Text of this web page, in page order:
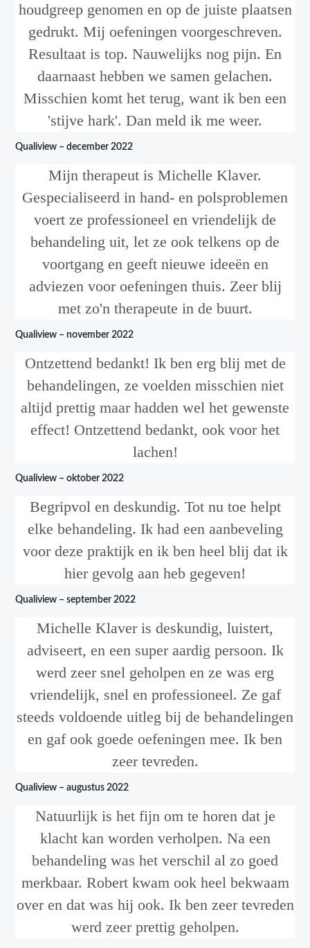
houdgreep genomen en op de juiste plaatsen
gedrukt. Mij oefeningen voorgeschreven.
Resultaat is top. Nauwelijks nog pijn. En
daarnaast hebben we samen gelachen.
Misschien komt het terug, want ik ben een
'stijve hark'. Dan meld ik me weer.
Qualiview – december 2022
Mijn therapeut is Michelle Klaver.
Gespecialiseerd in hand- en polsproblemen
voert ze professioneel en vriendelijk de
behandeling uit, let ze ook telkens op de
voortgang en geeft nieuwe ideeën en
adviezen voor oefeningen thuis. Zeer blij
met zo'n therapeute in de buurt.
Qualiview – november 2022
Ontzettend bedankt! Ik ben erg blij met de
behandelingen, ze voelden misschien niet
altijd prettig maar hadden wel het gewenste
effect! Ontzettend bedankt, ook voor het
lachen!
Qualiview – oktober 2022
Begripvol en deskundig. Tot nu toe helpt
elke behandeling. Ik had een aanbeveling
voor deze praktijk en ik ben heel blij dat ik
hier gevolg aan heb gegeven!
Qualiview – september 2022
Michelle Klaver is deskundig, luistert,
adviseert, en een super aardig persoon. Ik
werd zeer snel geholpen en ze was erg
vriendelijk, snel en professioneel. Ze gaf
steeds voldoende uitleg bij de behandelingen
en gaf ook goede oefeningen mee. Ik ben
zeer tevreden.
Qualiview – augustus 2022
Natuurlijk is het fijn om te horen dat je
klacht kan worden verholpen. Na een
behandeling was het verschil al zo goed
merkbaar. Robert kwam ook heel bekwaam
over en dat was hij ook. Ik ben zeer tevreden
werd zeer prettig geholpen.